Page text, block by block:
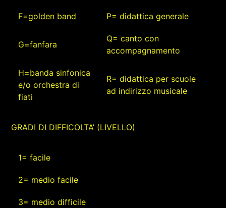
F=golden band P= didattica generale
G=fanfara
Q= canto con
accompagnamento
H=banda sinfonica
e/o orchestra di
fiati
R= didattica per scuole
ad indirizzo musicale
GRADI DI DIFFICOLTA’ (LIVELLO)
1= facile
2= medio facile
3= medio difficile